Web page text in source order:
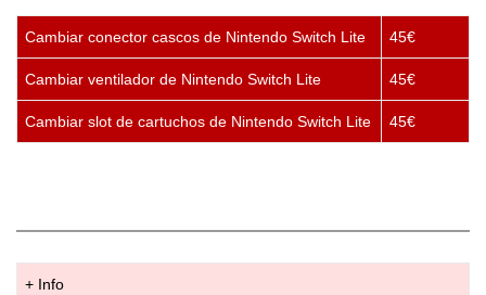
Cambiar conector cascos de Nintendo Switch Lite 45€
Cambiar ventilador de Nintendo Switch Lite 45€
Cambiar slot de cartuchos de Nintendo Switch Lite 45€
+ Info